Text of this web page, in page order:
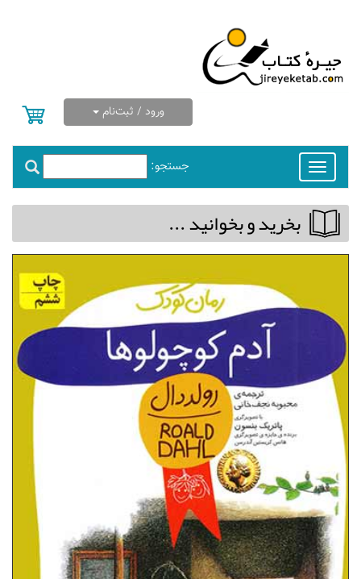
ورود / ثبت‌نام
جستجو:
Toggle
navigation
بخريد و بخوانيد ...